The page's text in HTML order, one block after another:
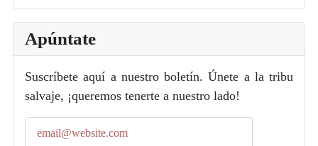
Apúntate
Suscríbete aquí a nuestro boletín. Únete a la tribu
salvaje, ¡queremos tenerte a nuestro lado!